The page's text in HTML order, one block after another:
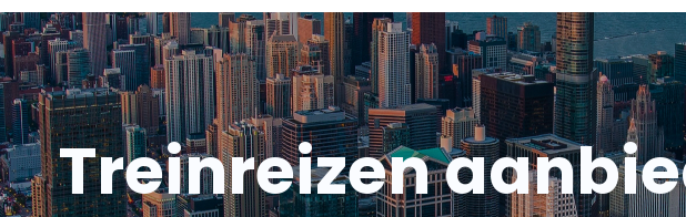
Treinreizen